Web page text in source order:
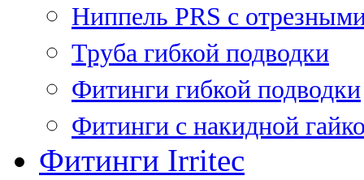
Ниппель PRS с
Труба гибкой подводки
Фитинги гибкой подводки
Фитинги с накидной
Фитинги Irritec